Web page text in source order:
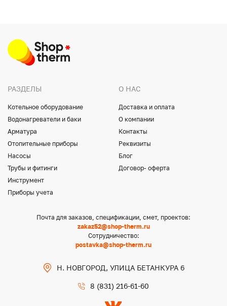
РАЗДЕЛЫ
Котельное оборудование
Водонагреватели и баки
Арматура
Отопительные приборы
Насосы
Трубы и фитинги
Инструмент
Приборы учета
О НАС
Доставка и оплата
О компании
Контакты
Реквизиты
Блог
Договор- оферта
Почта для заказов, спецификации, смет, проектов:
zakaz52@shop-therm.ru
Сотрудничество:
postavka@shop-therm.ru
Н. НОВГОРОД, УЛИЦА БЕТАНКУРА 6
8 (831) 216-61-60